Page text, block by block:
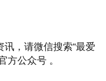
讯，请微信搜索“最爱
方公众号 。